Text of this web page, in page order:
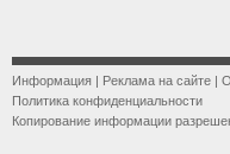
Информация | Реклама на сайте |
Политика конфиденциальности
Копирование информации